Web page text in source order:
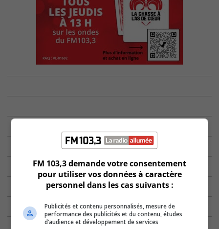
FM 103,3 demande votre consentement
pour utiliser vos données à caractère
personnel dans les cas suivants :
Publicités et contenu personnalisés, mesure de
performance des publicités et du contenu, études
d’audience et développement de services